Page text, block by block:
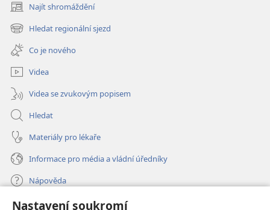
Nastavení soukromí
Najít shromáždění
(otevřeno
nové
okno)
Hledat regionální sjezd
(otevřeno
nové
okno)
Co je nového
Videa
Videa se zvukovým popisem
Hledat
Materiály pro lékaře
Informace pro média a vládní úředníky
Nápověda